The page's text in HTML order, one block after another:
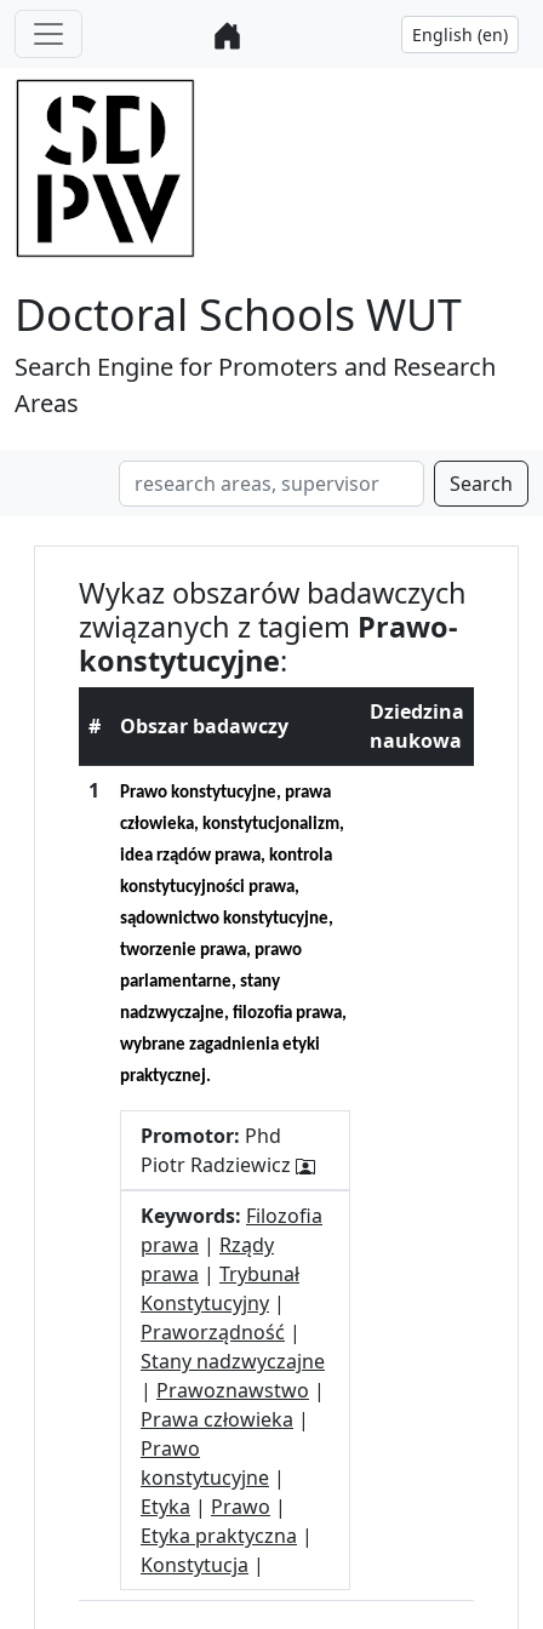
Doctoral Schools WUT
Search Engine for Promoters and Research
Areas
Search
Wykaz obszarów badawczych
związanych z tagiem Prawo-
konstytucyjne:
# Obszar badawczy
Dziedzina
naukowa
1
Prawo konstytucyjne, prawa
człowieka, konstytucjonalizm,
idea rządów prawa, kontrola
konstytucyjności prawa,
sądownictwo konstytucyjne,
tworzenie prawa, prawo
parlamentarne, stany
nadzwyczajne, filozofia prawa,
wybrane zagadnienia etyki
praktycznej.
Promotor: Phd
Piotr Radziewicz
Keywords: Filozofia
prawa | Rządy
prawa | Trybunał
Konstytucyjny |
Praworządność |
Stany nadzwyczajne
| Prawoznawstwo |
Prawa człowieka |
Prawo
konstytucyjne |
Etyka | Prawo |
Etyka praktyczna |
Konstytucja |